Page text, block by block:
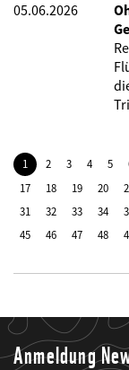
05.06.2026
1 2 3 4 5
17
18 19 20
31
32 33 34
45
46 47 48
Anmeldung